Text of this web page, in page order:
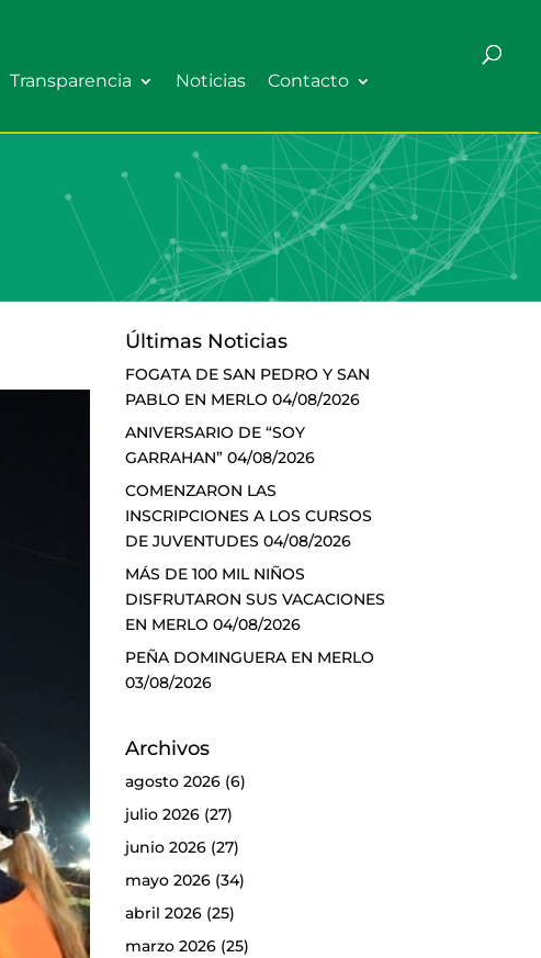
Transparencia Noticias Contacto
Últimas Noticias
FOGATA DE SAN PEDRO Y SAN
PABLO EN MERLO 04/08/2026
ANIVERSARIO DE “SOY
GARRAHAN” 04/08/2026
COMENZARON LAS
INSCRIPCIONES A LOS CURSOS
DE JUVENTUDES 04/08/2026
MÁS DE 100 MIL NIÑOS
DISFRUTARON SUS VACACIONES
EN MERLO 04/08/2026
PEÑA DOMINGUERA EN MERLO
03/08/2026
Archivos
agosto 2026(6)
julio 2026(27)
junio 2026(27)
mayo 2026(34)
abril 2026(25)
marzo 2026(25)